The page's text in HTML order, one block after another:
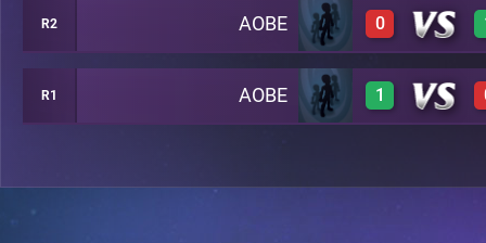
0 A24
R2 AOBE 0
0 A29
R1 AOBE 1